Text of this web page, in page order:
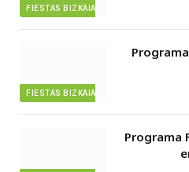
FIESTAS BIZKAIA
FIESTAS BIZKAIA
Programa